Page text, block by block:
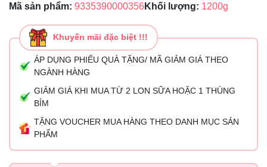
Mã sản phẩm: 9335390000356Khối lượng: 1200g
Khuyến mãi đặc biệt !!!
ÁP DỤNG PHIẾU QUÀ TẶNG/ MÃ GIẢM GIÁ THEO
NGÀNH HÀNG
GIẢM GIÁ KHI MUA TỪ 2 LON SỮA HOẶC 1 THÙNG
BỈM
TẶNG VOUCHER MUA HÀNG THEO DANH MỤC SẢN
PHẨM